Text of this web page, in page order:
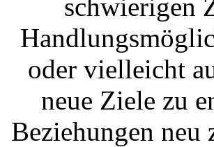
schwierigen
oder vielleicht
neue Ziele zu
Beziehungen neu